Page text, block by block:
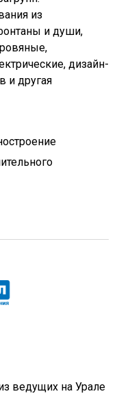
из
и души,
дизайн-
и другая
ведущих на Урале